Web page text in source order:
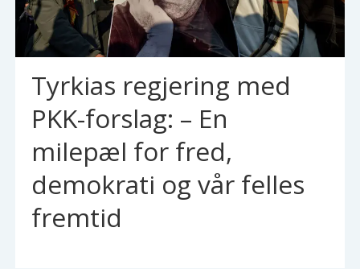
Tyrkias regjering med
PKK-forslag: – En
milepæl for fred,
demokrati og vår felles
fremtid